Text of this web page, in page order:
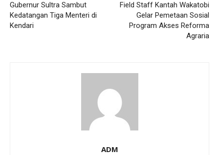
Gubernur Sultra Sambut
Kedatangan Tiga Menteri di
Kendari
Field Staff Kantah Wakatobi
Gelar Pemetaan Sosial
Program Akses Reforma
Agraria
ADM